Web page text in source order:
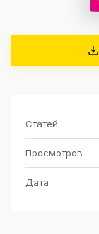
Статей
Просмотров
Дата